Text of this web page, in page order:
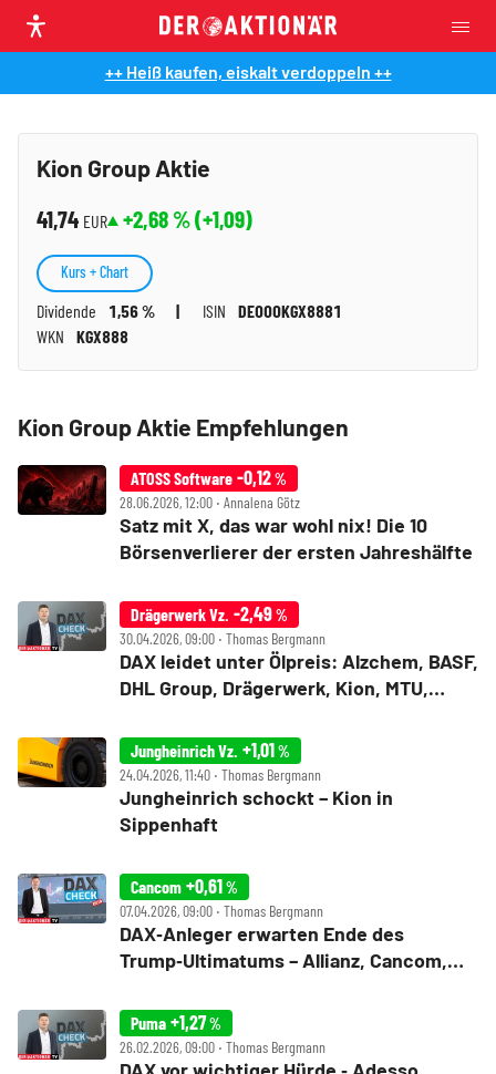
++ Heiß kaufen, eiskalt verdoppeln ++
Kion Group Aktie
41,74 EUR +2,68 % (+1,09)
Dividende 1,56 % ISIN
DE000KGX8881
WKN
KGX888
Kurs + Chart
Kion Group Aktie Empfehlungen
ATOSS Software -0,12%
28.06.2026, 12:00 ‧ Annalena Götz
Satz mit X, das war wohl nix! Die 10
Börsenverlierer der ersten Jahreshälfte
Drägerwerk Vz. -2,49%
30.04.2026, 09:00 ‧ Thomas Bergmann
DAX leidet unter Ölpreis: Alzchem, BASF,
DHL Group, Drägerwerk, Kion, MTU,
Jungheinrich Vz. +1,01%
24.04.2026, 11:40 ‧ Thomas Bergmann
Jungheinrich schockt – Kion in
Sippenhaft
Cancom +0,61%
07.04.2026, 09:00 ‧ Thomas Bergmann
DAX‑Anleger erwarten Ende des
Trump‑Ultimatums – Allianz, Cancom,
Check
Puma +1,27%
26.02.2026, 09:00 ‧ Thomas Bergmann